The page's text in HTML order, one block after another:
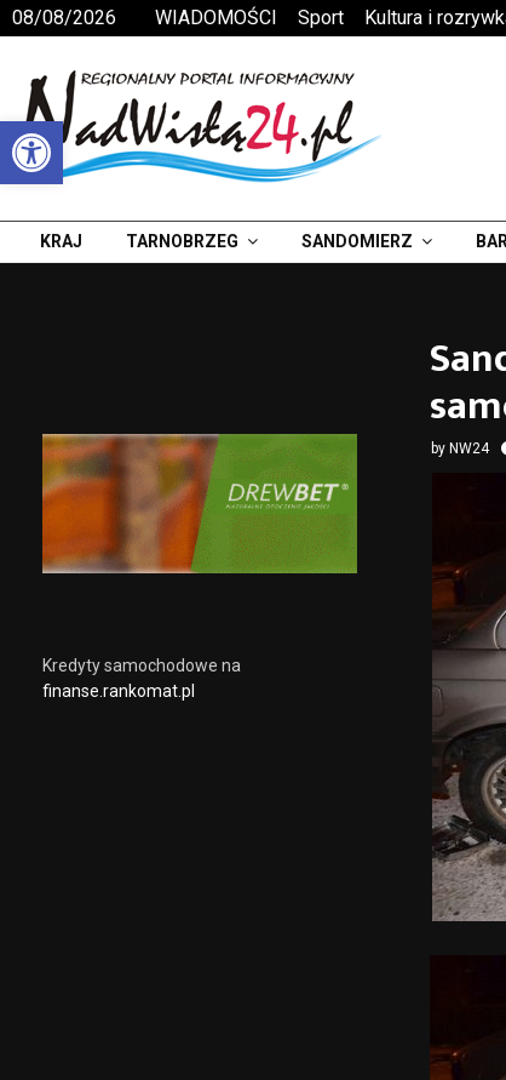
Otwórz pasek narzędzi
08/08/2026 WIADOMOŚCI Sport Kultura i
KRAJ TARNOBRZEG SANDOMIERZ
by NW24
Kredyty samochodowe na
finanse.rankomat.pl